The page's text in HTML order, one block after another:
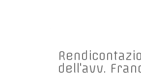
dell'avv.